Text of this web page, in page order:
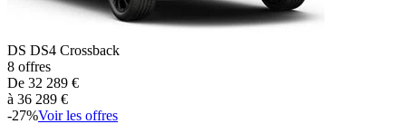
DS DS4 Crossback
8 offres
De 32 289 €
à 36 289 €
-27%Voir les offres